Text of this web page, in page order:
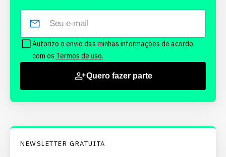
Autorizo o envio das minhas informações de acordo
com os Termos de uso.
Quero fazer parte
NEWSLETTER GRATUITA